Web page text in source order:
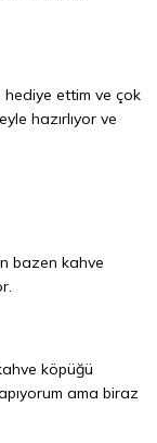
hediye ettim ve çok
hazırlıyor ve
bazen kahve
köpüğü
ama biraz